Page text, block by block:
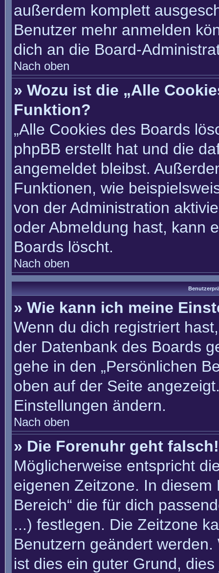
außerdem komplett
Benutzer mehr anmelden
dich an die Board-
Nach oben
» Wozu ist die „Alle
Funktion?
„Alle Cookies des Boards
phpBB erstellt hat und die
angemeldet bleibst.
Funktionen, wie
von der Administration
oder Abmeldung hast, kann
Boards löscht.
Nach oben
» Wie kann ich meine
Wenn du dich registriert
der Datenbank des Boards
gehe in den „Persönlichen
oben auf der Seite
Einstellungen ändern.
Nach oben
» Die Forenuhr geht falsch!
Möglicherweise entspricht
eigenen Zeitzone. In diesem
Bereich“ die für dich
...) festlegen. Die Zeitzone
Benutzern geändert
ist dies ein guter Grund,